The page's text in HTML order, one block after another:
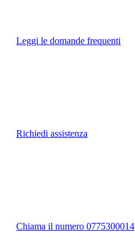
Leggi le domande frequenti
Richiedi assistenza
Chiama il numero 0775300014